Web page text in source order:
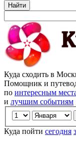
Найти
Куда сходить в
Помощник и
по интересным
и лучшим событиям
Куда пойти сегодня